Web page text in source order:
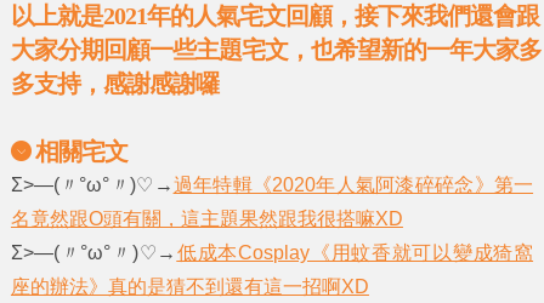
以上就是2021年的人氣宅文回顧，接下來我們還會跟
大家分期回顧一些主題宅文，也希望新的一年大家多
多支持，感謝感謝囉
相關宅文
Σ>―(〃°ω°〃)♡→過年特輯《2020年人氣阿漆碎碎念》第一
名竟然跟O頭有關，這主題果然跟我很搭嘛XD
Σ>―(〃°ω°〃)♡→ 低成本Cosplay《用蚊香就可以變成猗窩
座的辦法》真的是猜不到還有這一招啊XD